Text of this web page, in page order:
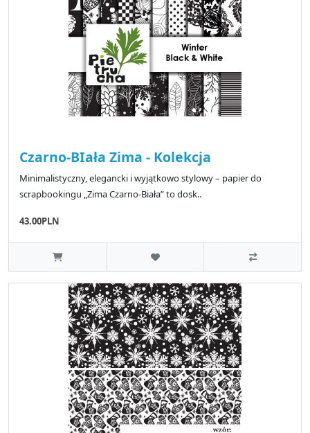
Czarno-BIała Zima - Kolekcja
Minimalistyczny, elegancki i wyjątkowo stylowy – papier do
scrapbookingu „Zima Czarno-Biała” to dosk..
43.00PLN